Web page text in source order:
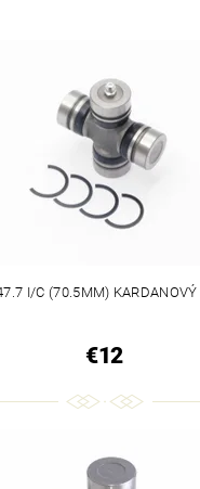
I/C (70.5MM) KARDANOVÝ
€12